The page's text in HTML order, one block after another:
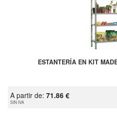
ESTANTERÍA EN KIT
A partir de: 71.86 €
SIN IVA